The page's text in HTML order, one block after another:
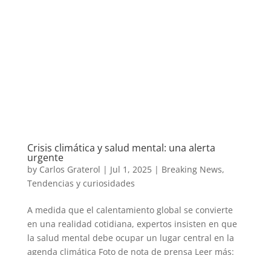
Crisis climática y salud mental: una alerta
urgente
by Carlos Graterol | Jul 1, 2025| Breaking News,
Tendencias y curiosidades
A medida que el calentamiento global se convierte
en una realidad cotidiana, expertos insisten en que
la salud mental debe ocupar un lugar central en la
agenda climática Foto de nota de prensa Leer más: